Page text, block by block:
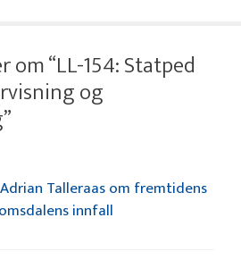
“LL-154: Statped
og
Adrian Talleraas om fremtidens
innfall